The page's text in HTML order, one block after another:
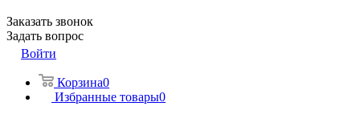
Заказать звонок
Задать вопрос
Войти
Корзина0
Избранные товары0